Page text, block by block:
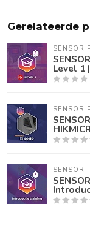
Gerelateerde
SENSOR
Level 1
SENSOR
SENSOR